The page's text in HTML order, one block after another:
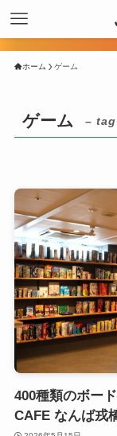
ホーム ゲーム
ゲーム –
400種類のボー
CAFE なんば戎